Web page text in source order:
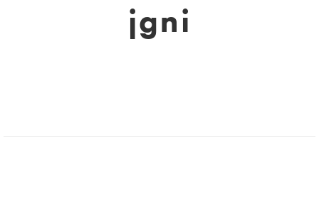
jgni